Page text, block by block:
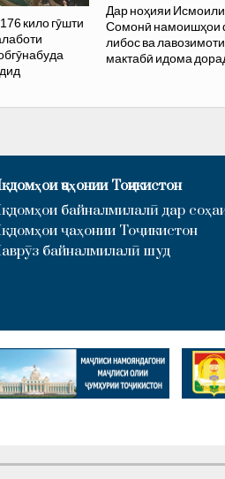
кило гӯшти
Дар ноҳияи Исмоили
Сомонӣ намоишҳои
либос ва лавозимоти
мактабӣ идома
ҷаҳонии Тоҷикистон
байналмилалӣ дар
ҷаҳонии Тоҷикистон
байналмилалӣ шуд